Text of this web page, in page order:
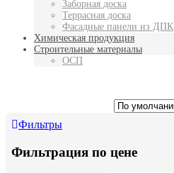
Заборная доска
Террасная доска
Фасадные панели из ДПК
Химическая продукция
Строительные материалы
ОСП
Фильтры
Фильтрация по цене